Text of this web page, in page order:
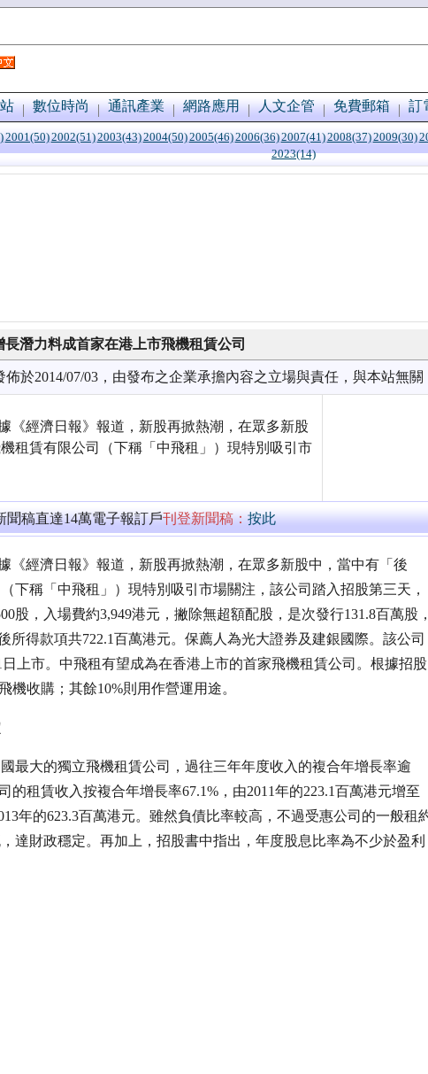
數位時尚 通訊產業 網路應用 人文企管 免費郵箱 訂
2001(50)2002(51)2003(43)2004(50)2005(46)2006(36)2007(41)2008(37)2009(30)
2023(14)
長潛力料成首家在港上市飛機租賃公司
佈於2014/07/03，由發布之企業承擔內容之立場與責任，與本站無關
《經濟日報》報道，新股再掀熱潮，在眾多新股
租賃有限公司（下稱「中飛租」）現特別吸引市
聞稿直達14萬電子報訂戶刊登新聞稿：按此
《經濟日報》報道，新股再掀熱潮，在眾多新股中，當中有「後
下稱「中飛租」）現特別吸引市場關注，該公司踏入招股第三天，
股，入場費約3,949港元，撇除無超額配股，是次發行131.8百萬股，
所得款項共722.1百萬港元。保薦人為光大證券及建銀國際。該公司
上市。中飛租有望成為在香港上市的首家飛機租賃公司。根據招股
機收購；其餘10%則用作營運用途。
最大的獨立飛機租賃公司，過往三年年度收入的複合年增長率逾
的租賃收入按複合年增長率67.1%，由2011年的223.1百萬港元增至
年的623.3百萬港元。雖然負債比率較高，不過受惠公司的一般租
達財政穩定。再加上，招股書中指出，年度股息比率為不少於盈利